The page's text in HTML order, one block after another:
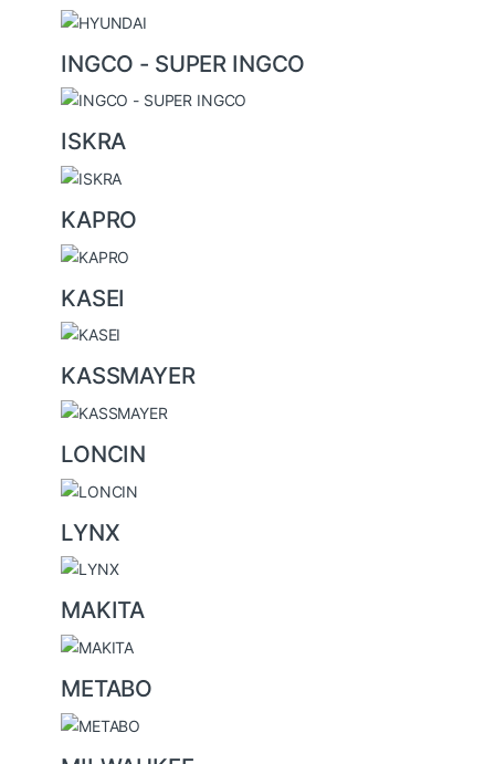
INGCO - SUPER INGCO
ISKRA
KAPRO
KASEI
KASSMAYER
LONCIN
LYNX
MAKITA
METABO